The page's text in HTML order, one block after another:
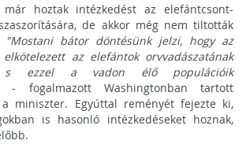
már hoztak intézkedést az elefántcsont-
de akkor még nem tiltották
"Mostani bátor döntésünk jelzi, hogy az
az elefántok orvvadászatának
s ezzel a vadon élő populációik
- fogalmazott Washingtonban tartott
a miniszter. Egyúttal reményét fejezte ki,
is hasonló intézkedéseket hoznak,